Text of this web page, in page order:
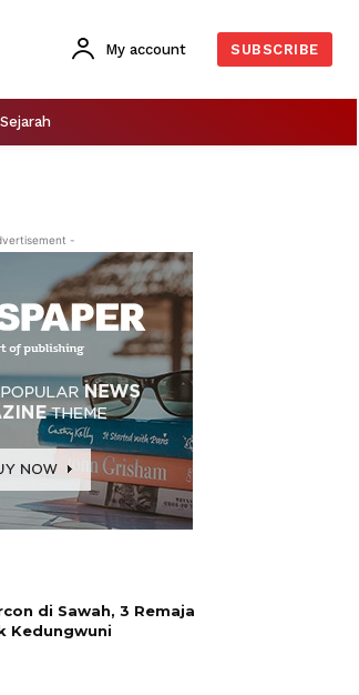
My account SUBSCRIBE
Sejarah
-
di Sawah, 3 Remaja
Kedungwuni